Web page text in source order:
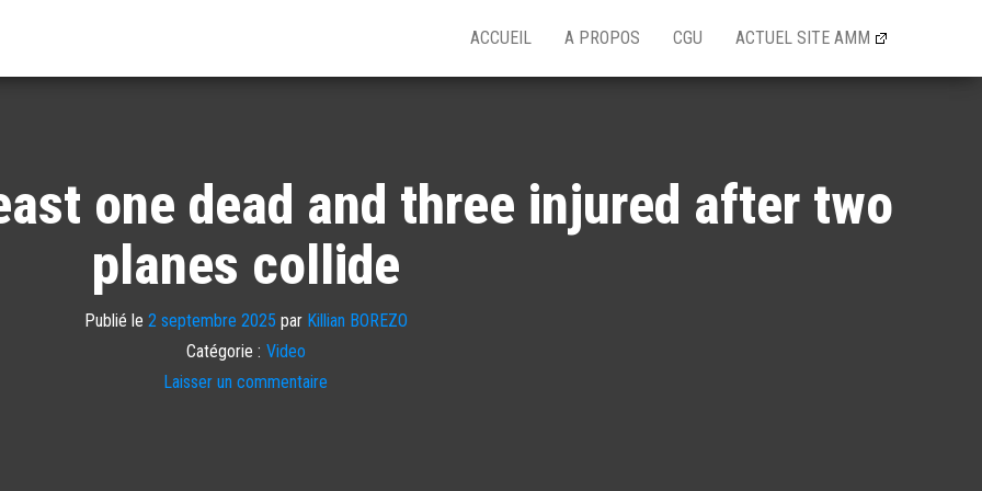
ACCUEIL A PROPOS CGU ACTUEL SITE AMM
one dead and three injured after two
planes collide
Publié le 2 septembre 2025 par Killian BOREZO
Catégorie : Video
Laisser un commentaire